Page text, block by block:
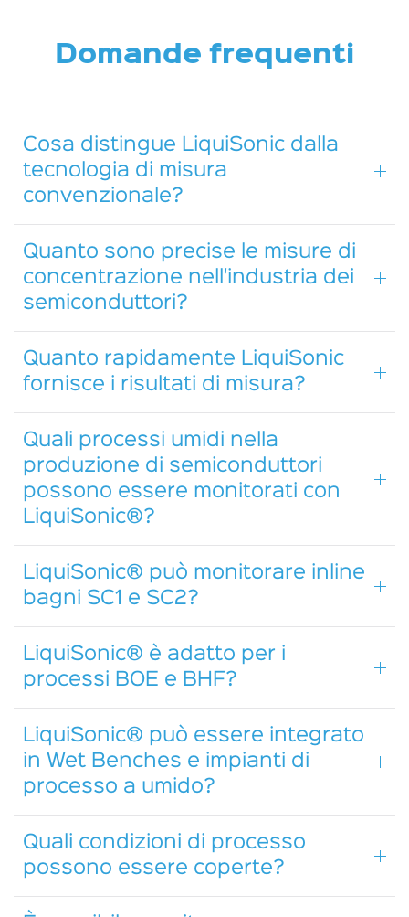
Domande frequenti
Cosa distingue LiquiSonic dalla
tecnologia di misura
convenzionale?
Quanto sono precise le misure di
concentrazione nell'industria dei
semiconduttori?
Quanto rapidamente LiquiSonic
fornisce i risultati di misura?
Quali processi umidi nella
produzione di semiconduttori
possono essere monitorati con
LiquiSonic®?
LiquiSonic® può monitorare inline
bagni SC1 e SC2?
LiquiSonic® è adatto per i
processi BOE e BHF?
LiquiSonic® può essere integrato
in Wet Benches e impianti di
processo a umido?
Quali condizioni di processo
possono essere coperte?